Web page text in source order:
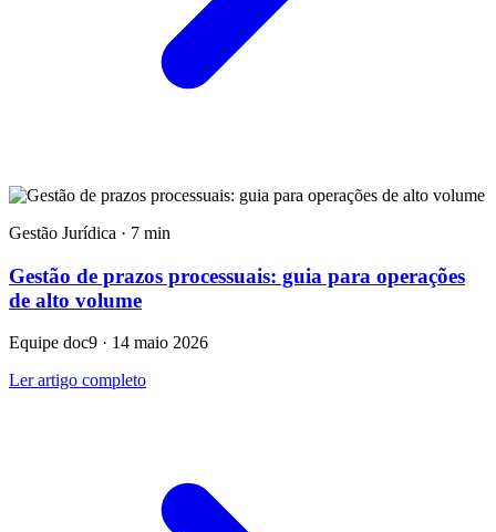
Gestão Jurídica · 7 min
Gestão de prazos processuais: guia para operações
de alto volume
Equipe doc9 · 14 maio 2026
Ler artigo completo